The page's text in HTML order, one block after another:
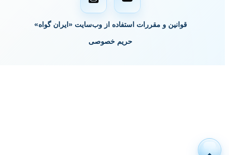
قوانین و مقررات استفاده از وب‌سایت «ایران گواه»
حریم خصوصی